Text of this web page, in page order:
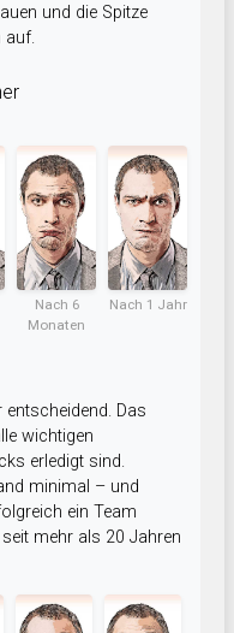
und die Spitze
auf.
Nach 6
Monaten
Nach 1 Jahr
Das
wichtigen
erledigt sind.
minimal – und
ein Team
mehr als 20 Jahren